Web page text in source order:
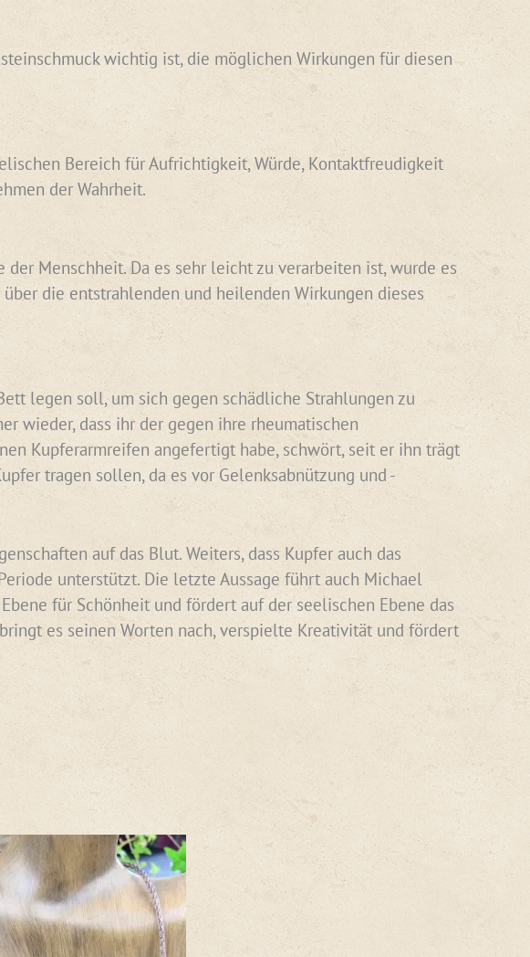
wichtig ist, die möglichen Wirkungen für diesen
Bereich für Aufrichtigkeit, Würde, Kontaktfreudigkeit
der Wahrheit.
Menschheit. Da es sehr leicht zu verarbeiten ist, wurde es
die entstrahlenden und heilenden Wirkungen dieses
legen soll, um sich gegen schädliche Strahlungen zu
wieder, dass ihr der gegen ihre rheumatischen
Kupferarmreifen angefertigt habe, schwört, seit er ihn trägt
tragen sollen, da es vor Gelenksabnützung und -
auf das Blut. Weiters, dass Kupfer auch das
unterstützt. Die letzte Aussage führt auch Michael
für Schönheit und fördert auf der seelischen Ebene das
es seinen Worten nach, verspielte Kreativität und fördert